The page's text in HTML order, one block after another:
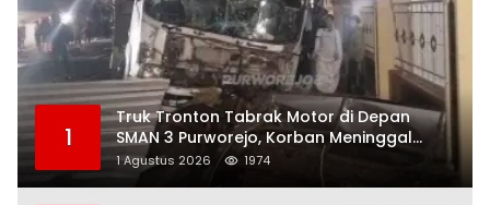
1
Truk Tronton Tabrak Motor di Depan
SMAN 3 Purworejo, Korban Meninggal
Dunia, Polisi Masih Selidiki Penyebab
1 Agustus 2026 1974